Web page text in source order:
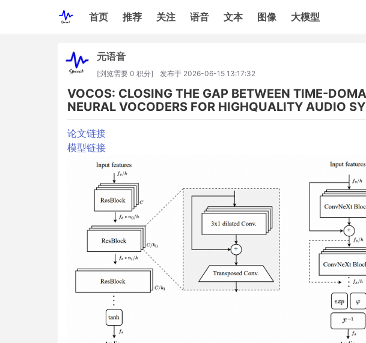
首页 推荐 关注 语音 文本 图像 大模型
元语音
[浏览需要 0 积分] 发布于 2026-06-15 13:17:32
VOCOS: CLOSING THE GAP BETWEEN TIME-
NEURAL VOCODERS FOR HIGHQUALITY AUDIO
论文链接
模型链接